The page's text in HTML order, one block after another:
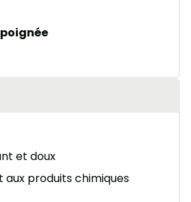
et doux
aux produits chimiques